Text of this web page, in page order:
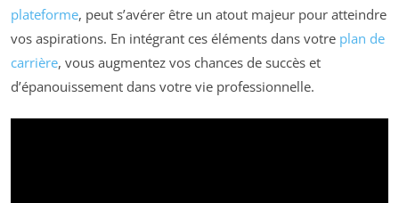
plateforme, peut s’avérer être un atout majeur pour atteindre
vos aspirations. En intégrant ces éléments dans votre plan de
carrière, vous augmentez vos chances de succès et
d’épanouissement dans votre vie professionnelle.